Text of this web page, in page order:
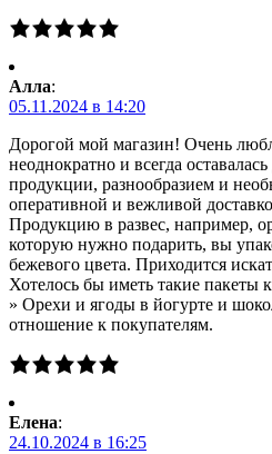
Алла:
05.11.2024 в 14:20
Дорогой мой магазин! Очень
неоднократно и всегда
продукции, разнообразием и
оперативной и вежливой
Продукцию в развес, например,
которую нужно подарить, вы
бежевого цвета. Приходится
Хотелось бы иметь такие
» Орехи и ягоды в йогурте и
отношение к покупателям.
Елена:
24.10.2024 в 16:25